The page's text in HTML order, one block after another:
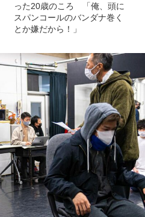
った20歳のころ 「俺、頭に
スパンコールのバンダナ巻く
とか嫌だから！」